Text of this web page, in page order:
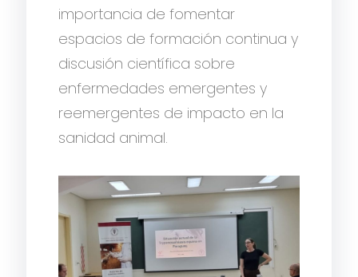
importancia de fomentar
espacios de formación continua y
discusión científica sobre
enfermedades emergentes y
reemergentes de impacto en la
sanidad animal.